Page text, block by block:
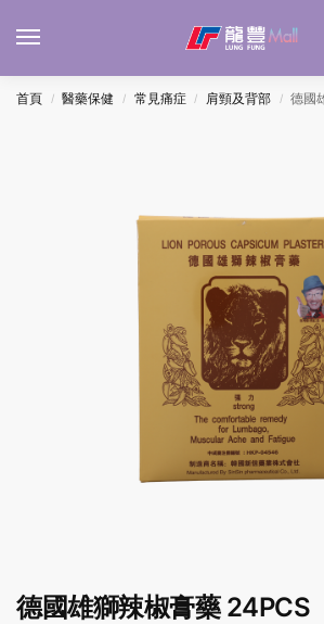
首頁 / 醫藥保健 / 常見痛症 / 肩頸及背部 / 德國
德國雄獅辣椒膏藥 24PCS